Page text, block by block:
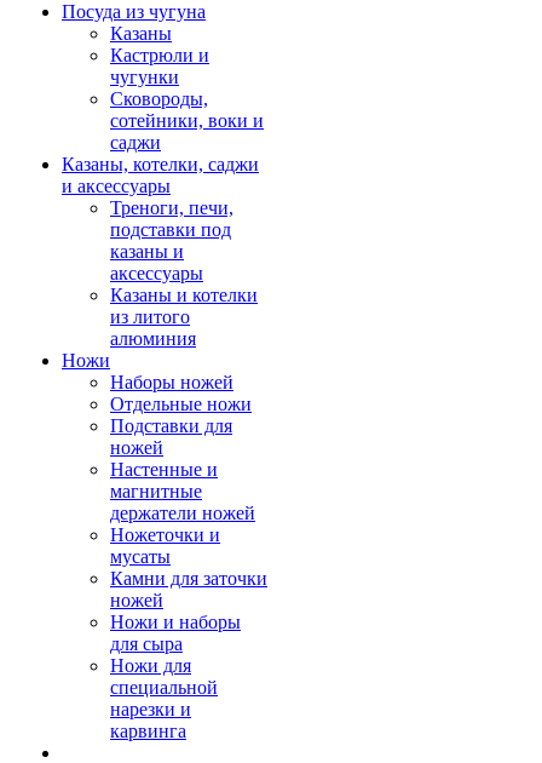
Посуда из чугуна
Казаны
Кастрюли и
чугунки
Сковороды,
сотейники, воки и
саджи
Казаны, котелки, саджи
и аксессуары
Треноги, печи,
подставки под
казаны и
аксессуары
Казаны и котелки
из литого
алюминия
Ножи
Наборы ножей
Отдельные ножи
Подставки для
ножей
Настенные и
магнитные
держатели ножей
Ножеточки и
мусаты
Камни для заточки
ножей
Ножи и наборы
для сыра
Ножи для
специальной
нарезки и
карвинга